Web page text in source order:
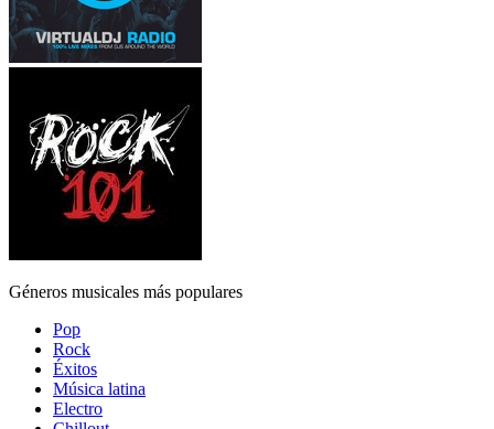
Géneros musicales más populares
Pop
Rock
Éxitos
Música latina
Electro